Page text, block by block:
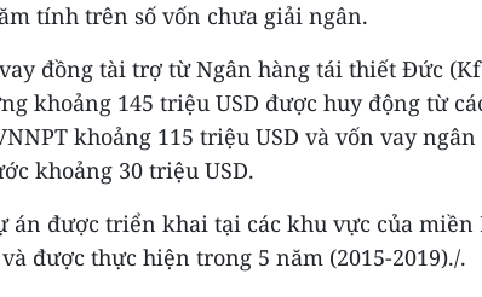
tính trên số vốn chưa giải ngân.
đồng tài trợ từ Ngân hàng tái thiết Đức
khoảng 145 triệu USD được huy động từ
khoảng 115 triệu USD và vốn vay
khoảng 30 triệu USD.
án được triển khai tại các khu vực của miền
được thực hiện trong 5 năm (2015-2019)./.